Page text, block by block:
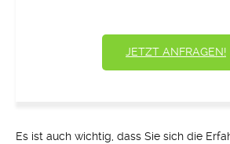
JETZT ANFRAGEN!
Es ist auch wichtig, dass Sie sich die